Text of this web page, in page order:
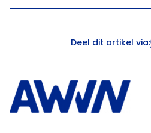
Deel dit artikel via: